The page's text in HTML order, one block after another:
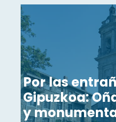
Por las
Gipuzkoa:
y